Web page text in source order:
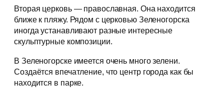
Вторая церковь — православная. Она находится
ближе к пляжу. Рядом с церковью Зеленогорска
иногда устанавливают разные интересные
скульптурные композиции.
В Зеленогорске имеется очень много зелени.
Создаётся впечатление, что центр города как бы
находится в парке.